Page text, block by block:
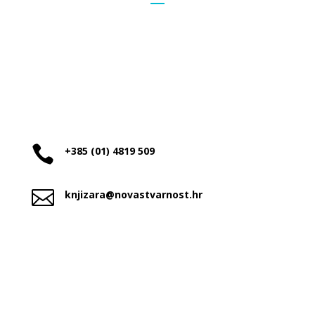
 +385 (01) 4819 509
 knjizara@novastvarnost.hr